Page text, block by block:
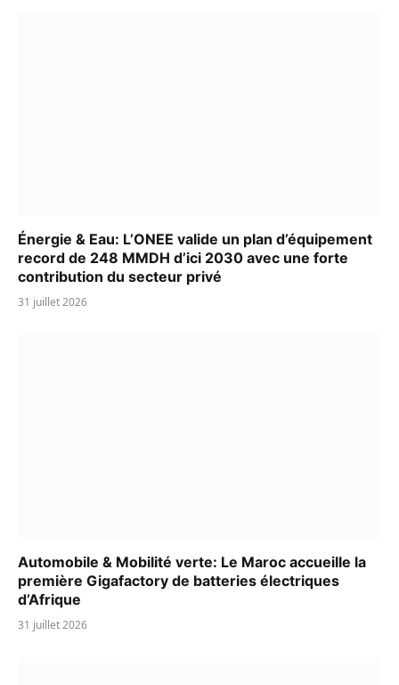
Énergie & Eau: L’ONEE valide un plan d’équipement
record de 248 MMDH d’ici 2030 avec une forte
contribution du secteur privé
31 juillet 2026
Automobile & Mobilité verte: Le Maroc accueille la
première Gigafactory de batteries électriques
d’Afrique
31 juillet 2026